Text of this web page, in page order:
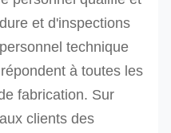
et d'inspections
technique
à toutes les
fabrication. Sur
clients des